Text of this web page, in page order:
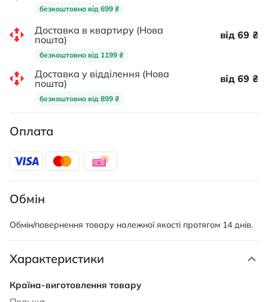
безкоштовно від 699 ₴
Доставка в квартиру (Нова
пошта)
безкоштовно від 1199 ₴
від 69 ₴
Доставка у відділення (Нова
пошта)
безкоштовно від 899 ₴
від 69 ₴
Оплата
Обмін
Обмін/повернення товару належної якості протягом 14 днів.
Характеристики
Характеристики